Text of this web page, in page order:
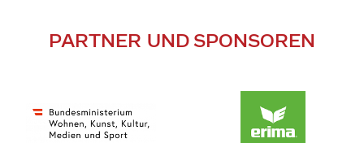
PARTNER UND SPONSOREN